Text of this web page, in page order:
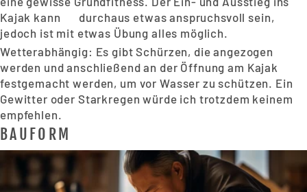
Kajak kann durchaus etwas anspruchsvoll sein,
jedoch ist mit etwas Übung alles möglich.
Wetterabhängig: Es gibt Schürzen, die angezogen
werden und anschließend an der Öffnung am Kajak
festgemacht werden, um vor Wasser zu schützen. Ein
Gewitter oder Starkregen würde ich trotzdem keinem
empfehlen.
BAUFORM